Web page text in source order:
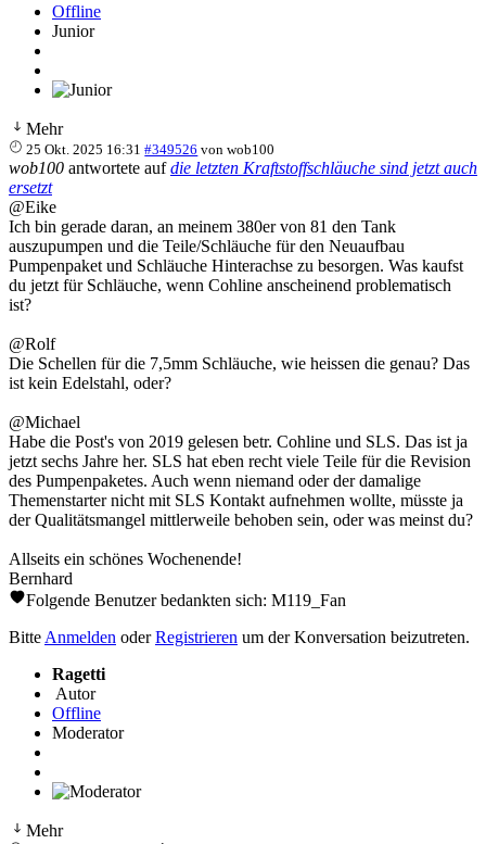
Offline
Junior
Mehr
25 Okt. 2025 16:31 #349526 vonwob100
wob100 antwortete aufdie letzten Kraftstoffschläuche sind jetzt auch
ersetzt
@Eike
Ich bin gerade daran, an meinem 380er von 81 den Tank
auszupumpen und die Teile/Schläuche für den Neuaufbau
Pumpenpaket und Schläuche Hinterachse zu besorgen. Was kaufst
du jetzt für Schläuche, wenn Cohline anscheinend problematisch
ist?
@Rolf
Die Schellen für die 7,5mm Schläuche, wie heissen die genau? Das
ist kein Edelstahl, oder?
@Michael
Habe die Post's von 2019 gelesen betr. Cohline und SLS. Das ist ja
jetzt sechs Jahre her. SLS hat eben recht viele Teile für die Revision
des Pumpenpaketes. Auch wenn niemand oder der damalige
Themenstarter nicht mit SLS Kontakt aufnehmen wollte, müsste ja
der Qualitätsmangel mittlerweile behoben sein, oder was meinst du?
Allseits ein schönes Wochenende!
Bernhard
Folgende Benutzer bedankten sich: M119_Fan
Bitte Anmelden oderRegistrieren um der Konversation beizutreten.
Ragetti
Autor
Offline
Moderator
Mehr